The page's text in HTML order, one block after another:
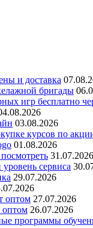
и доставка
бригады
игр бесплатно
03.08.2026
курсов по
01.08.2026
31.07.2026
сервиса
29.07.2026
оптом 27.07.2026
оптом 26.07.2026
программы